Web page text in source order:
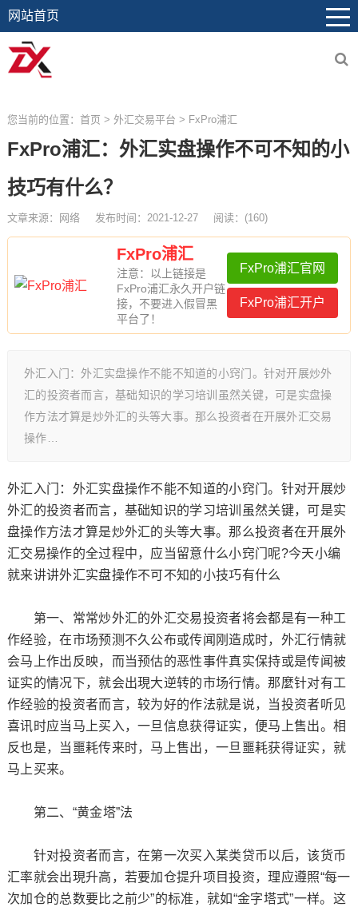
网站首页
您当前的位置： 首页 > 外汇交易平台 > FxPro浦汇
FxPro浦汇：外汇实盘操作不可不知的小
技巧有什么？
文章来源：网络 发布时间：2021-12-27 阅读： (160)
FxPro浦汇
注意：以上链接是
FxPro浦汇永久开户链
接，不要进入假冒黑
平台了！
FxPro浦汇官网
FxPro浦汇开户
外汇入门：外汇实盘操作不能不知道的小窍门。针对开展炒外
汇的投资者而言，基础知识的学习培训虽然关键，可是实盘操
作方法才算是炒外汇的头等大事。那么投资者在开展外汇交易
操作…
外汇入门：外汇实盘操作不能不知道的小窍门。针对开展炒
外汇的投资者而言，基础知识的学习培训虽然关键，可是实
盘操作方法才算是炒外汇的头等大事。那么投资者在开展外
汇交易操作的全过程中，应当留意什么小窍门呢?今天小编
就来讲讲外汇实盘操作不可不知的小技巧有什么
第一、常常炒外汇的外汇交易投资者将会都是有一种工
作经验，在市场预测不久公布或传闻刚造成时，外汇行情就
会马上作出反映，而当预估的恶性事件真实保持或是传闻被
证实的情况下，就会出現大逆转的市场行情。那麼针对有工
作经验的投资者而言，较为好的作法就是说，当投资者听见
喜讯时应当马上买入，一旦信息获得证实，便马上售出。相
反也是，当噩耗传来时，马上售出，一旦噩耗获得证实，就
马上买来。
第二、“黄金塔”法
针对投资者而言，在第一次买入某类贷币以后，该货币
汇率就会出現升高，若要加仓提升项目投资，理应遵照“每一
次加仓的总数要比之前少”的标准，就如“金字塔式”一样。这